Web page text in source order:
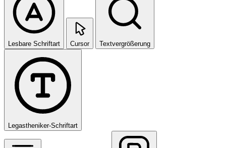
Lesbare Schriftart Cursor Textvergrößerung
Legastheniker-Schriftart